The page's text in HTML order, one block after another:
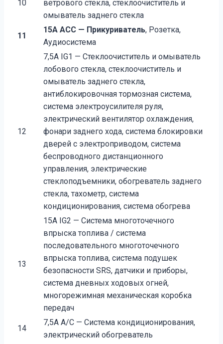
10
ветрового стекла, стеклоочиститель и
омыватель заднего стекла
11
15A ACC — Прикуриватель, Розетка,
Аудиосистема
12
7,5A IG1 — Стеклоочиститель и омыватель
лобового стекла, стеклоочиститель и
омыватель заднего стекла,
антиблокировочная тормозная система,
система электроусилителя руля,
электрический вентилятор охлаждения,
фонари заднего хода, система блокировки
дверей с электроприводом, система
беспроводного дистанционного
управления, электрические
стеклоподъемники, обогреватель заднего
стекла, тахометр, система
кондиционирования, система обогрева
13
15A IG2 — Система многоточечного
впрыска топлива / система
последовательного многоточечного
впрыска топлива, система подушек
безопасности SRS, датчики и приборы,
система дневных ходовых огней,
многорежимная механическая коробка
передач
14
7,5A A/C — Система кондиционирования,
электрический обогреватель